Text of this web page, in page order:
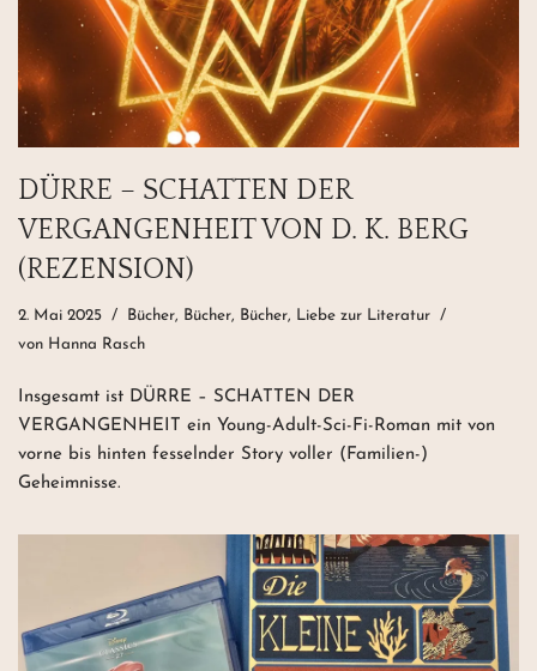
DÜRRE – SCHATTEN DER
VERGANGENHEIT VON D. K. BERG
(REZENSION)
2. Mai 2025 Bücher, Bücher, Bücher, Liebe zur Literatur
von Hanna Rasch
Insgesamt ist DÜRRE – SCHATTEN DER
VERGANGENHEIT ein Young-Adult-Sci-Fi-Roman mit von
vorne bis hinten fesselnder Story voller (Familien-)
Geheimnisse.